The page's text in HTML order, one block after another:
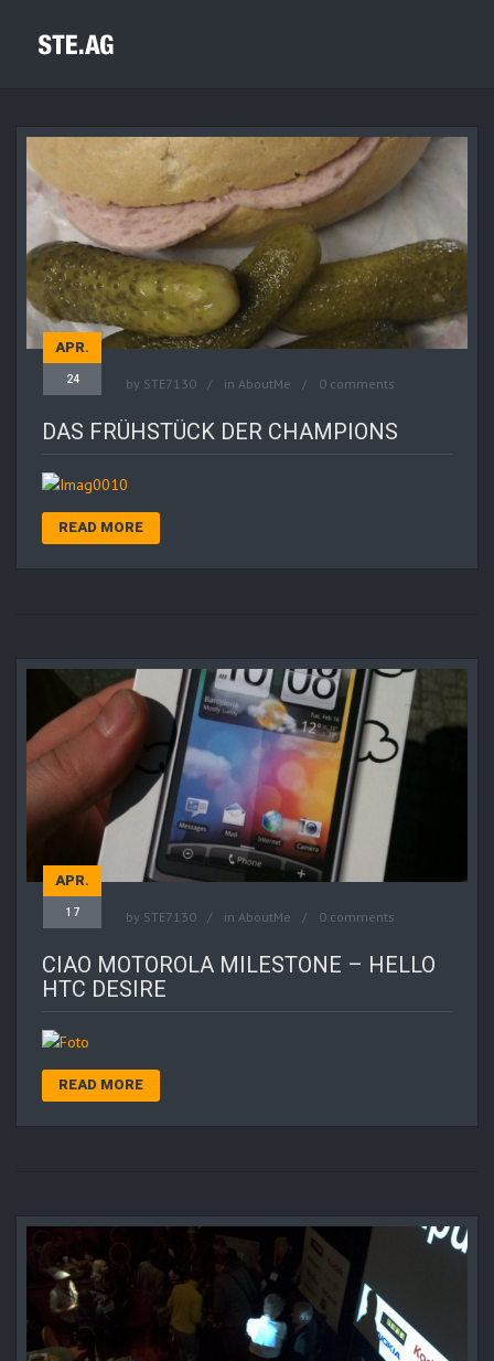
APR.
24 by STE7130 in AboutMe 0 comments
DAS FRÜHSTÜCK DER CHAMPIONS
READ MORE
APR.
17 by STE7130 in AboutMe 0 comments
CIAO MOTOROLA MILESTONE – HELLO
HTC DESIRE
READ MORE